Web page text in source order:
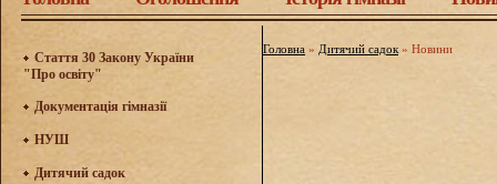
Стаття 30 Закону України
"Про освіту"
Документація гімназії
НУШ
Дитячий садок
Головна » Дитячий садок » Новини